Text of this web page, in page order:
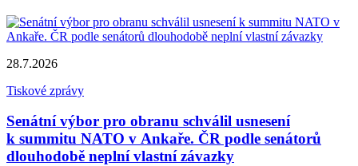
28.7.2026
Tiskové zprávy
Senátní výbor pro obranu schválil usnesení
k summitu NATO v Ankaře. ČR podle senátorů
dlouhodobě neplní vlastní závazky